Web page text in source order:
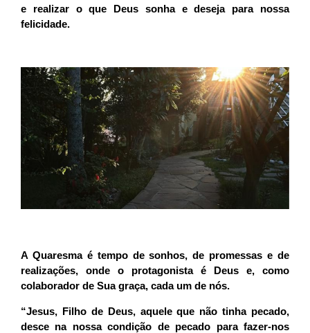
e realizar o que Deus sonha e deseja para nossa
felicidade.
A Quaresma é tempo de sonhos, de promessas e de
realizações, onde o protagonista é Deus e, como
colaborador de Sua graça, cada um de nós.
“Jesus, Filho de Deus, aquele que não tinha pecado,
desce na nossa condição de pecado para fazer-nos